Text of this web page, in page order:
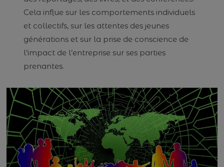
Cela influe sur les comportements individuels
et collectifs, sur les attentes des jeunes
générations et sur la prise de conscience de
l’impact de l’entreprise sur ses parties
prenantes.